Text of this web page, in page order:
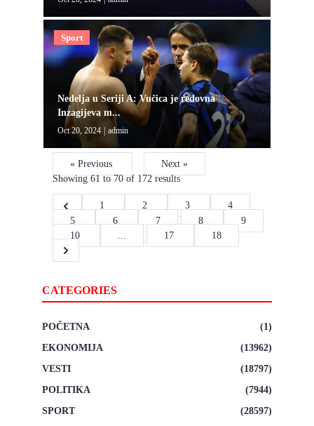
Sport
Nedelja u Seriji A: Vučica je redovna
Inzagijeva m...
Oct 20, 2024 | admin
« Previous
Next »
Showing61to70of 172results
1 2 3
4
5
6 7 8
9
10
17 18
CATEGORIES
POČETNA
(1)
EKONOMIJA
(13962)
VESTI
(18797)
POLITIKA
(7944)
SPORT
(28597)